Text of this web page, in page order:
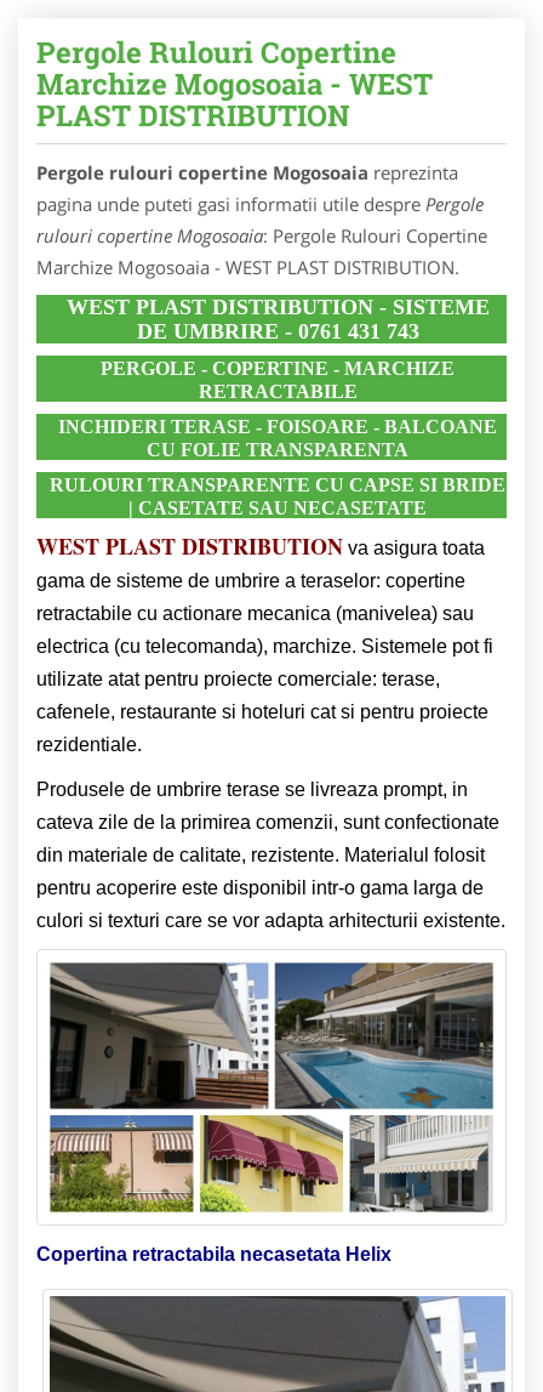
Pergole Rulouri Copertine
Marchize Mogosoaia - WEST
PLAST DISTRIBUTION
Pergole rulouri copertine Mogosoaia reprezinta
pagina unde puteti gasi informatii utile despre Pergole
rulouri copertine Mogosoaia: Pergole Rulouri Copertine
Marchize Mogosoaia - WEST PLAST DISTRIBUTION.
WEST PLAST DISTRIBUTION- SISTEME
DE UMBRIRE - 0761 431 743
PERGOLE - COPERTINE - MARCHIZE
RETRACTABILE
INCHIDERI TERASE - FOISOARE - BALCOANE
CU FOLIE TRANSPARENTA
RULOURI TRANSPARENTE CU CAPSE SI BRIDE
| CASETATE SAU NECASETATE
WEST PLAST DISTRIBUTION va asigura toata
gama de sisteme de umbrire a teraselor: copertine
retractabile cu actionare mecanica (manivelea) sau
electrica (cu telecomanda), marchize. Sistemele pot fi
utilizate atat pentru proiecte comerciale: terase,
cafenele, restaurante si hoteluri cat si pentru proiecte
rezidentiale.
Produsele de umbrire terase se livreaza prompt, in
cateva zile de la primirea comenzii, sunt confectionate
din materiale de calitate, rezistente. Materialul folosit
pentru acoperire este disponibil intr-o gama larga de
culori si texturi care se vor adapta arhitecturii existente.
Copertina retractabila necasetata Helix